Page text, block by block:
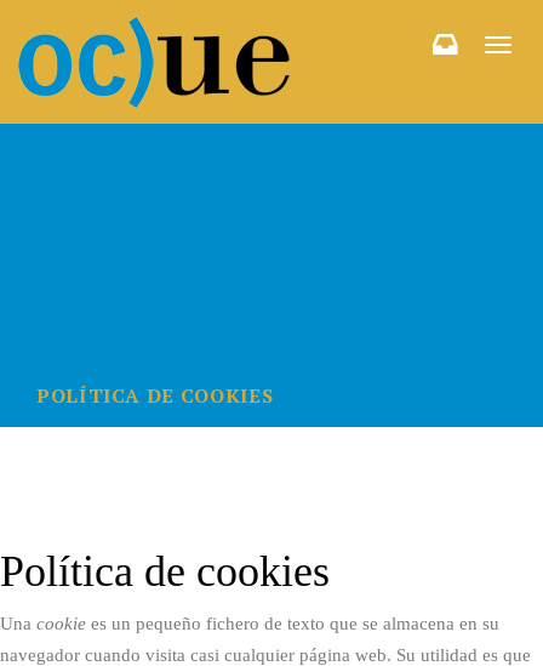
POLÍTICA DE COOKIES
Política de cookies
Una cookie es un pequeño fichero de texto que se almacena en su
navegador cuando visita casi cualquier página web. Su utilidad es que